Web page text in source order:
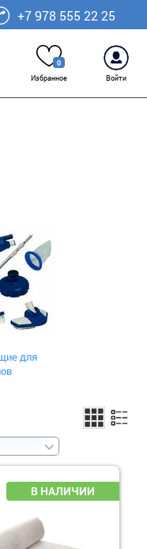
+7 978 555 22 25
0
Избранное
Войти
для